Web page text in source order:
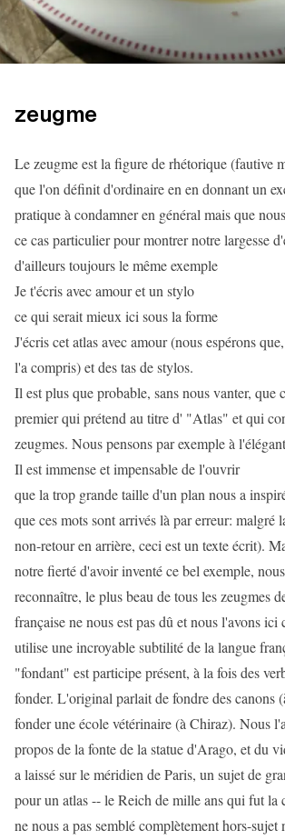
zeugme
Le zeugme est la figure de rhétorique (fautive
que l'on définit d'ordinaire en en donnant un
pratique à condamner en général mais que
ce cas particulier pour montrer notre largesse
d'ailleurs toujours le même exemple
Je t'écris avec amour et un stylo
ce qui serait mieux ici sous la forme
J'écris cet atlas avec amour (nous espérons
l'a compris) et des tas de stylos.
Il est plus que probable, sans nous vanter, que
premier qui prétend au titre d' "Atlas" et qui
zeugmes. Nous pensons par exemple à l'élégant
Il est immense et impensable de l'ouvrir
que la trop grande taille d'un plan nous a
que ces mots sont arrivés là par erreur: malgré
non-retour en arrière, ceci est un texte écrit).
notre fierté d'avoir inventé ce bel exemple,
reconnaître, le plus beau de tous les zeugmes
française ne nous est pas dû et nous l'avons
utilise une incroyable subtilité de la langue
"fondant" est participe présent, à la fois des
fonder. L'original parlait de fondre des canons
fonder une école vétérinaire (à Chiraz). Nous
propos de la fonte de la statue d'Arago, et du
a laissé sur le méridien de Paris, un sujet de
pour un atlas -- le Reich de mille ans qui fut la
ne nous a pas semblé complètement hors-sujet